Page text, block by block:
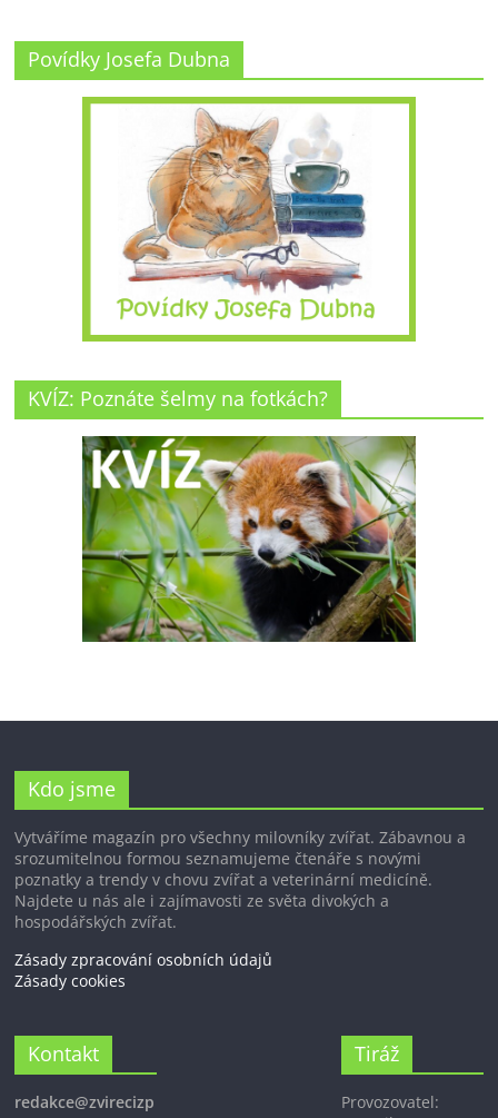
Povídky Josefa Dubna
KVÍZ: Poznáte šelmy na fotkách?
Kdo jsme
Vytváříme magazín pro všechny milovníky zvířat. Zábavnou a
srozumitelnou formou seznamujeme čtenáře s novými
poznatky a trendy v chovu zvířat a veterinární medicíně.
Najdete u nás ale i zajímavosti ze světa divokých a
hospodářských zvířat.
Zásady zpracování osobních údajů
Zásady cookies
Kontakt
redakce@zvirecizp
Tiráž
Provozovatel: